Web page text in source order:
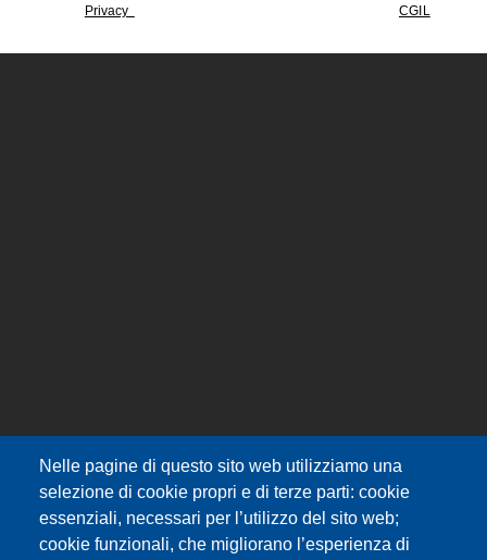
Nelle pagine di questo sito web utilizziamo una
selezione di cookie propri e di terze parti: cookie
essenziali, necessari per l’utilizzo del sito web;
cookie funzionali, che migliorano l’esperienza di
Privacy
CGIL